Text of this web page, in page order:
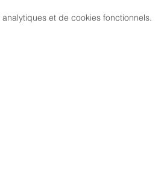
et de cookies fonctionnels.